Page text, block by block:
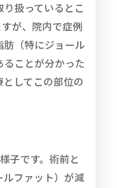
扱っているとこ
が、院内で症例
（特にジョール
ることが分かった
してこの部位の
子です。術前と
ファット）が減